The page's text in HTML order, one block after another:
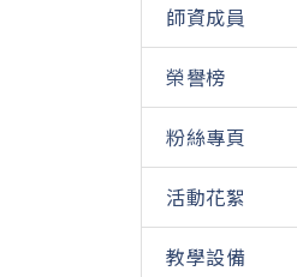
師資成員
榮譽榜
粉絲專頁
活動花絮
教學設備